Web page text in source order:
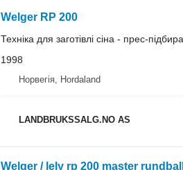
Welger RP 200
Техніка для заготівлі сіна - прес-
1998
Норвегія, Hordaland
LANDBRUKSSALG.NO AS
Welger / lely rp 200 master